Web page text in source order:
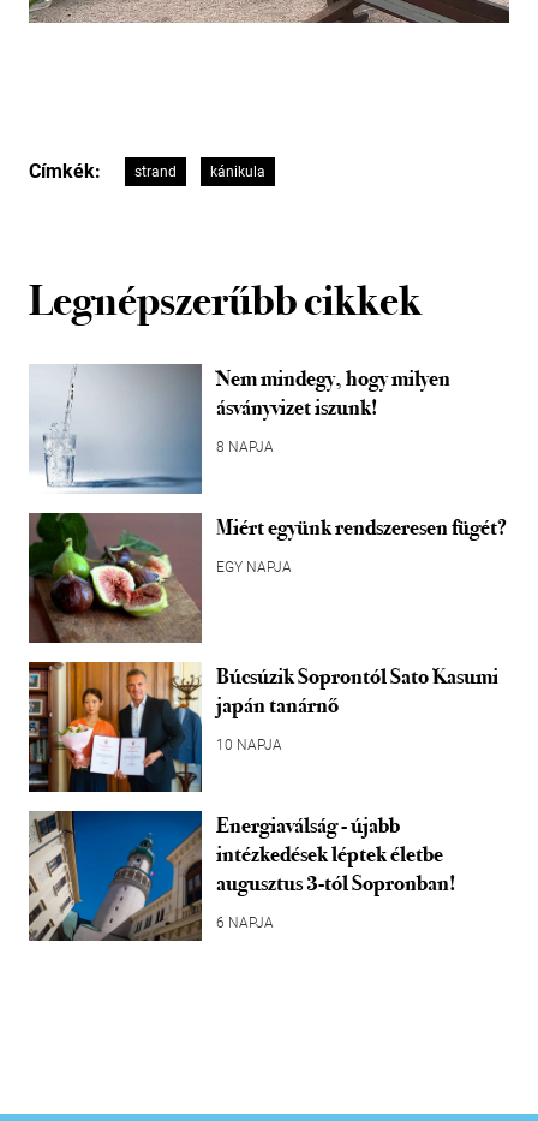
Címkék: strand kánikula
Legnépszerűbb cikkek
Nem mindegy, hogy milyen
ásványvizet iszunk!
8 NAPJA
Miért együnk rendszeresen fügét?
EGY NAPJA
Búcsúzik Soprontól Sato Kasumi
japán tanárnő
10 NAPJA
Energiaválság - újabb
intézkedések léptek életbe
augusztus 3-tól Sopronban!
6 NAPJA